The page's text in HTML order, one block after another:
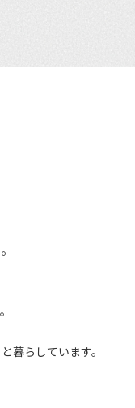
暮らしています。